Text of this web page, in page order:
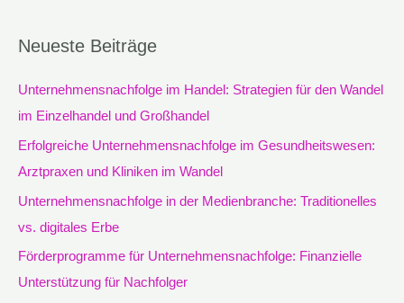
h
e
n
Neueste Beiträge
Unternehmensnachfolge im Handel: Strategien für den Wandel
im Einzelhandel und Großhandel
Erfolgreiche Unternehmensnachfolge im Gesundheitswesen:
Arztpraxen und Kliniken im Wandel
Unternehmensnachfolge in der Medienbranche: Traditionelles
vs. digitales Erbe
Förderprogramme für Unternehmensnachfolge: Finanzielle
Unterstützung für Nachfolger